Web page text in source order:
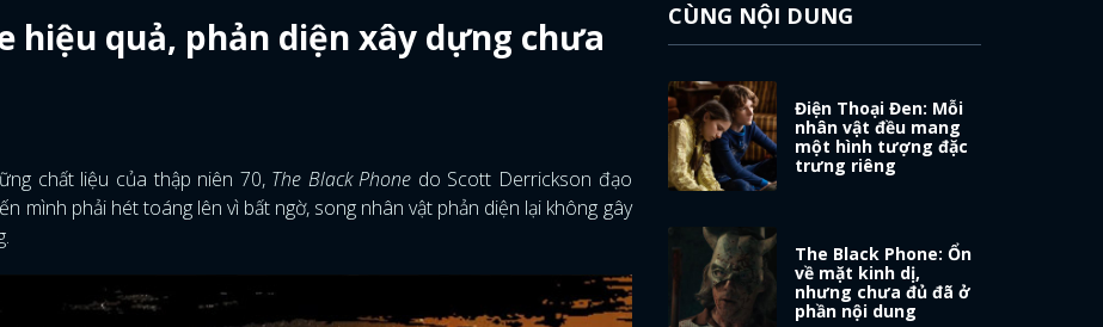
hiệu quả, phản diện xây dựng chưa
chất liệu của thập niên 70, The Black Phone do Scott Derrickson đạo
mình phải hét toáng lên vì bất ngờ, song nhân vật phản diện lại không gây
CÙNG NỘI DUNG
Điện Thoại Đen: Mỗi
nhân vật đều mang
một hình tượng đặc
trưng riêng
The Black Phone: Ổn
về mặt kinh dị,
nhưng chưa đủ đã ở
phần nội dung